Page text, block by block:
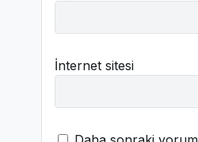
İnternet sitesi